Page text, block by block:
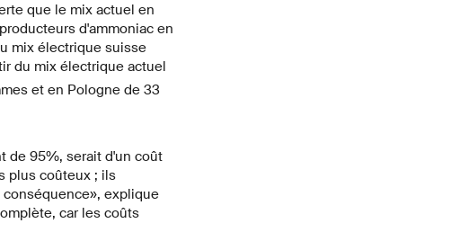
que le mix actuel en
d'ammoniac en
mix électrique suisse
du mix électrique actuel
et en Pologne de 33
de 95%, serait d'un coût
plus coûteux ; ils
explique
car les coûts